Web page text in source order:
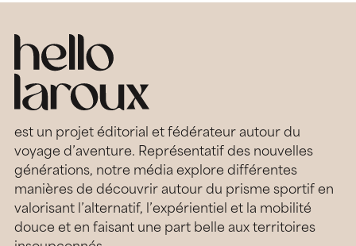
est un projet éditorial et fédérateur autour du
voyage d’aventure. Représentatif des nouvelles
générations, notre média explore différentes
manières de découvrir autour du prisme sportif en
valorisant l’alternatif, l’expérientiel et la mobilité
douce et en faisant une part belle aux territoires